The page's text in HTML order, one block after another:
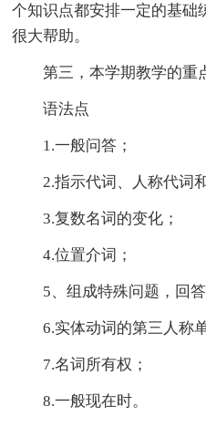
个知识点都安排一定的基础
很大帮助。
第三，本学期教学的重
语法点
1.一般问答；
2.指示代词、人称代词
3.复数名词的变化；
4.位置介词；
5、组成特殊问题，回
6.实体动词的第三人称
7.名词所有权；
8.一般现在时。